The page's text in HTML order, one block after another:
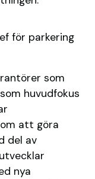
för parkering
som
huvudfokus
att göra
del av
nya